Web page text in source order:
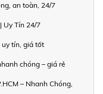
an toàn, 24/7
Uy Tín 24/7
uy tín, giá tốt
chóng – giá rẻ
– Nhanh Chóng,